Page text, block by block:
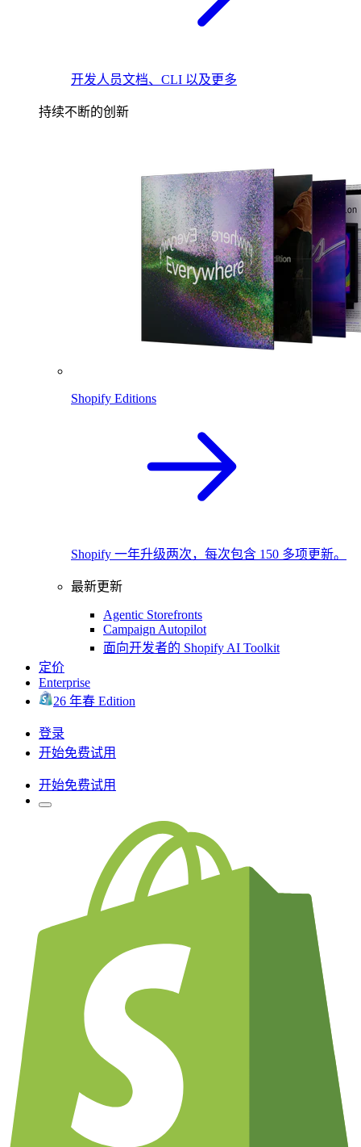
开发人员文档、CLI 以及更多
持续不断的创新
Shopify Editions
Shopify 一年升级两次，每次包含 150 多项更新。
最新更新
Agentic Storefronts
Campaign Autopilot
面向开发者的 Shopify AI Toolkit
定价
Enterprise
26 年春 Edition
登录
开始免费试用
开始免费试用